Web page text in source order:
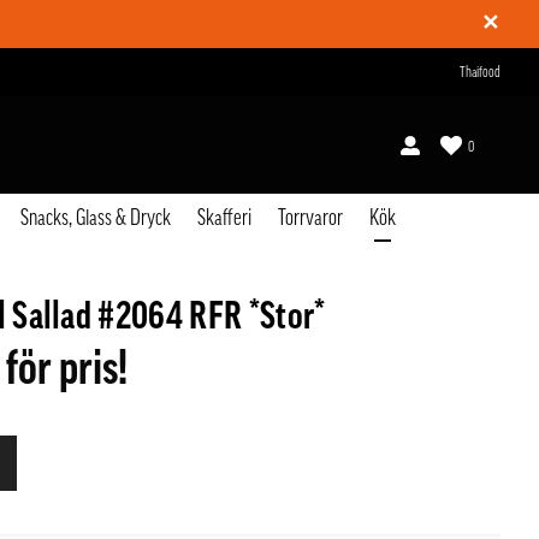
✕
Thaifood
0
Snacks, Glass & Dryck Skafferi Torrvaror Kök
#2064 RFR *Stor*
för pris!